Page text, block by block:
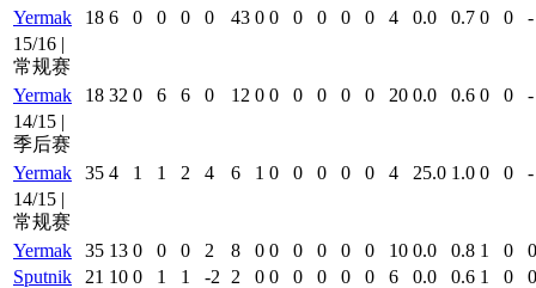
Yermak
18 6 0 0 0 0 43 0 0 0 0 0 0 4 0.0 0.7 0 0
-
15/16 |
常规赛
Yermak
18 32 0 6 6 0 12 0 0 0 0 0 0 20 0.0 0.6 0 0
-
14/15 |
季后赛
Yermak
35 4 1 1 2 4 6 1 0 0 0 0 0 4 25.0 1.0 0 0
-
14/15 |
常规赛
Yermak
35 13 0 0 0 2 8 0 0 0 0 0 0 10 0.0 0.8 1 0
Sputnik
21 10 0 1 1 -2 2 0 0 0 0 0 0 6 0.0 0.6 1 0